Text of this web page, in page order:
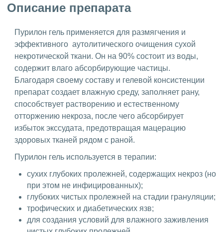
Описание препарата
Пурилон гель применяется для размягчения и
эффективного аутолитического очищения сухой
некротической ткани. Он на 90% состоит из воды,
содержит влаго абсорбирующие частицы.
Благодаря своему составу и гелевой консистенции
препарат создает влажную среду, заполняет рану,
способствует растворению и естественному
отторжению некроза, после чего абсорбирует
избыток экссудата, предотвращая мацерацию
здоровых тканей рядом с раной.
Пурилон гель используется в терапии:
сухих глубоких пролежней, содержащих некроз (но
при этом не инфицированных);
глубоких чистых пролежней на стадии грануляции;
трофических и диабетических язв;
для создания условий для влажного заживления